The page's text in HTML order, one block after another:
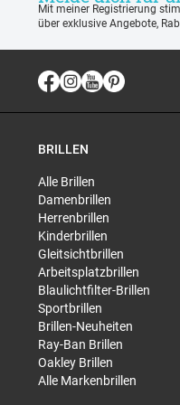
Mit meiner Registrierung
über exklusive Angebote,
BRILLEN
Alle Brillen
Damenbrillen
Herrenbrillen
Kinderbrillen
Gleitsichtbrillen
Arbeitsplatzbrillen
Blaulichtfilter-Brillen
Sportbrillen
Brillen-Neuheiten
Ray-Ban Brillen
Oakley Brillen
Alle Markenbrillen